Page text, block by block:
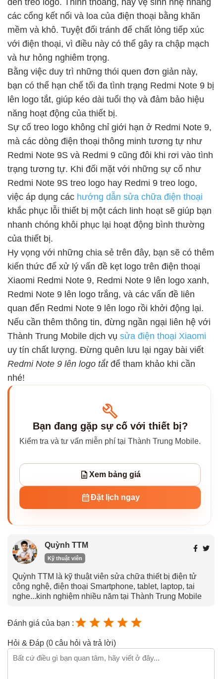
các cổng kết nối và loa của điện thoại bằng khăn
mềm và khô. Tuyệt đối tránh để chất lỏng tiếp xúc
với điện thoại, vì điều này có thể gây ra chập mạch
và hư hỏng nghiêm trọng.
Bằng việc duy trì những thói quen đơn giản này,
bạn có thể hạn chế tối đa tình trạng Redmi Note 9 bị
lên logo tắt, giúp kéo dài tuổi thọ và đảm bảo hiệu
năng hoạt động của thiết bị.
Sự cố treo logo không chỉ giới hạn ở Redmi Note 9,
mà các dòng điện thoại thông minh tương tự như
Redmi Note 9S và Redmi 9 cũng đôi khi rơi vào tình
trạng tương tự. Khi đối mặt với những sự cố như
Redmi Note 9S treo logo hay Redmi 9 treo logo,
việc áp dụng các hướng dẫn sửa chữa điện thoại
khắc phục lỗi thiết bị một cách linh hoạt sẽ giúp bạn
nhanh chóng khôi phục lại hoạt động bình thường
của thiết bị.
Hy vọng với những chia sẻ trên đây, bạn sẽ có thêm
kiến thức để xử lý vấn đề kẹt logo trên điện thoại
Xiaomi Redmi Note 9, Redmi Note 9 lên logo xanh,
Redmi Note 9 lên logo trắng, và các vấn đề liên
quan đến Redmi Note 9 lên logo rồi khởi động lại.
Nếu cần thêm thông tin, đừng ngần ngại liên hệ với
Thành Trung Mobile dịch vụ sửa điện thoại Xiaomi
uy tín chất lượng. Đừng quên lưu lại ngay bài viết
Redmi Note 9 lên logo tắtđể tham khảo khi cần
nhé!
Bạn đang gặp sự cố với thiết bị?
Kiểm tra và tư vấn miễn phí tại Thành Trung Mobile.
Xem bảng giá
Đặt lịch ngay
Quỳnh TTM
Kỹ thuật viên
Quỳnh TTM là kỹ thuật viên sửa chữa thiết bị điện tử
công nghệ, điện thoại Smartphone, tablet, laptop, tai
nghe...kinh nghiệm nhiều năm tại Thành Trung Mobile
Đánh giá của bạn :
Hỏi & Đáp (0 câu hỏi và trả lời)